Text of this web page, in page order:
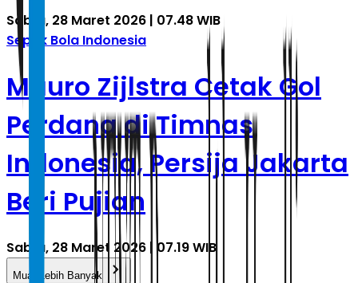
Sabtu, 28 Maret 2026 | 07.48 WIB
Sepak Bola Indonesia
Mauro Zijlstra Cetak Gol
Perdana di Timnas
Indonesia, Persija Jakarta
Beri Pujian
Sabtu, 28 Maret 2026 | 07.19 WIB
Muat Lebih Banyak